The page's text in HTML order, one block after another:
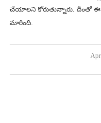
చేయాలని కోరుతున్నారు.
మారింది.